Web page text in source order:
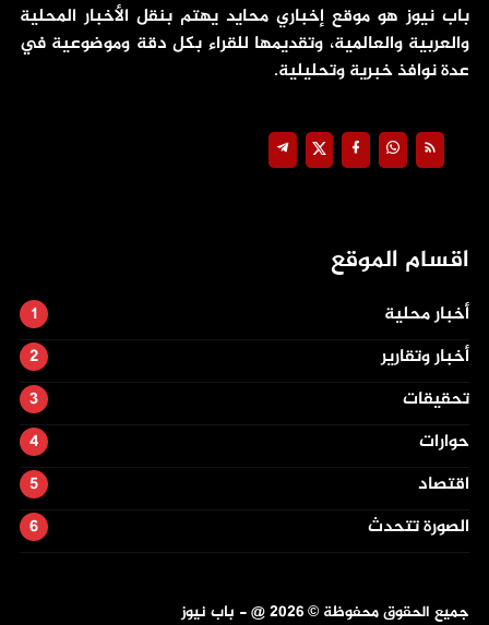
باب نيوز هو موقع إخباري محايد يهتم بنقل الأخبار المحلية
والعربية والعالمية، وتقديمها للقراء بكل دقة وموضوعية في
عدة نوافذ خبرية وتحليلية.
اقسام الموقع
أخبار محلية
أخبار وتقارير
تحقيقات
حوارات
اقتصاد
الصورة تتحدث
جميع الحقوق محفوظة ©2026@ - باب نيوز